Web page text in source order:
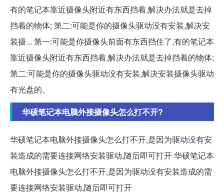
有的笔记本靠近摄像头附近有东西挡着,解决办法就是去掉
挡着的物体; 第二:可能是你的摄像头驱动没有安装,解决安
装摄... 第一:可能是你摄像头前面有东西挡住了,有的笔记本
靠近摄像头附近有东西挡着,解决办法就是去掉挡着的物体;
第二:可能是你的摄像头驱动没有安装,解决安装摄像头驱动
有光盘的。
华硕笔记本电脑外接摄像头怎么打不开?
华硕笔记本电脑外接摄像头怎么打不开,是因为驱动没有安
装造成的需要连接网络安装驱动,随后即可打开 华硕笔记本
电脑外接摄像头怎么打不开,是因为驱动没有安装造成的需
要连接网络安装驱动,随后即可打开